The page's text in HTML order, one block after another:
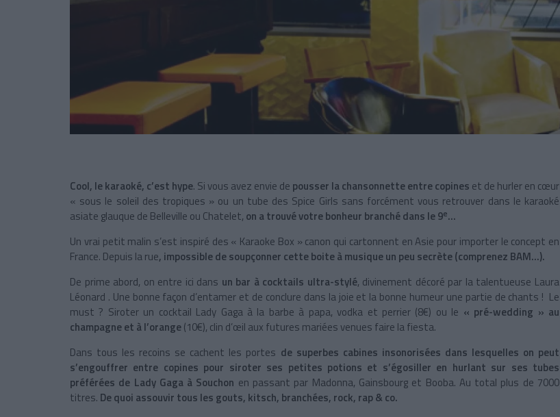
Cool, le karaoké, c’est hype. Si vous avez envie de pousser la chansonnette entre copines et de hurler en cœur
« sous le soleil des tropiques » ou un tube des Spice Girls sans forcément vous retrouver dans le karaoké
asiate glauque de Belleville ou Chatelet, on a trouvé votre bonheur branché dans le 9e...
Un vrai petit malin s’est inspiré des « Karaoke Box » canon qui cartonnent en Asie pour importer le concept en
France. Depuis la rue, impossible de soupçonner cette boite à musique un peu secrète (comprenez BAM…).
De prime abord, on entre ici dans un bar à cocktails ultra-stylé, divinement décoré par la talentueuse Laura
Léonard . Une bonne façon d’entamer et de conclure dans la joie et la bonne humeur une partie de chants ! Le
must ? Siroter un cocktail Lady Gaga à la barbe à papa, vodka et perrier (8€) ou le « pré-wedding » au
champagne et à l’orange(10€), clin d’œil aux futures mariées venues faire la fiesta.
Dans tous les recoins se cachent les portes de superbes cabines insonorisées dans lesquelles on peut
s’engouffrer entre copines pour siroter ses petites potions et s’égosiller en hurlant sur ses tubes
préférées de Lady Gaga à Souchon en passant par Madonna, Gainsbourg et Booba. Au total plus de 7000
titres. De quoi assouvir tous les gouts, kitsch, branchées, rock, rap & co.